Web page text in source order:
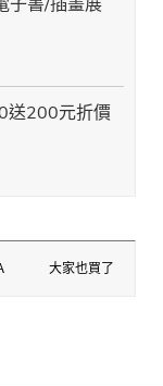
送200元折價
大家也買了